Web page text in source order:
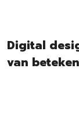
Digital
van